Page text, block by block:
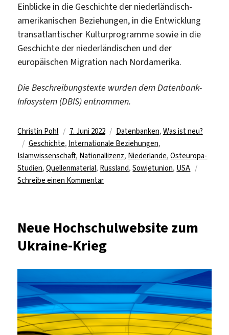
Einblicke in die Geschichte der niederländisch-
amerikanischen Beziehungen, in die Entwicklung
transatlantischer Kulturprogramme sowie in die
Geschichte der niederländischen und der
europäischen Migration nach Nordamerika.
Die Beschreibungstexte wurden dem Datenbank-
Infosystem (DBIS) entnommen.
Autor
Christin Pohl
Veröffentlicht
am
7. Juni 2022 Kategorien
Datenbanken, Was ist neu?
Schlagwörter
Geschichte, Internationale Beziehungen,
Islamwissenschaft, Nationallizenz, Niederlande,Osteuropa-
Studien,Quellenmaterial, Russland,Sowjetunion, USA
Schreibe einen Kommentarzu
auf
2
neue
Neue Hochschulwebsite zum
Ukraine-Krieg